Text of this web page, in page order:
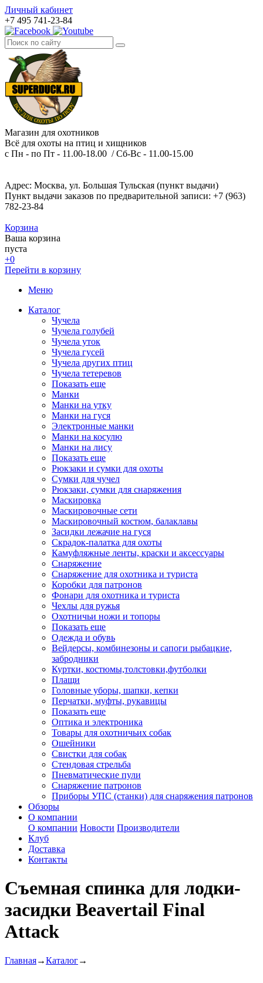
Личный кабинет
+7 495 741-23-84
Магазин для охотников
Всё для охоты на птиц и хищников
с Пн - по Пт - 11.00-18.00 / Сб-Вс - 11.00-15.00
Адрес: Москва, ул. Большая Тульская (пункт выдачи)
Пункт выдачи заказов по предварительной записи: +7 (963)
782-23-84
Корзина
Ваша корзина
пуста
+0
Перейти в корзину
Меню
Каталог
Чучела
Чучела голубей
Чучела уток
Чучела гусей
Чучела других птиц
Чучела тетеревов
Показать еще
Манки
Манки на утку
Манки на гуся
Электронные манки
Манки на косулю
Манки на лису
Показать еще
Рюкзаки и сумки для охоты
Сумки для чучел
Рюкзаки, сумки для снаряжения
Маскировка
Маскировочные сети
Маскировочный костюм, балаклавы
Засидки лежачие на гуся
Скрадок-палатка для охоты
Камуфляжные ленты, краски и аксессуары
Снаряжение
Снаряжение для охотника и туриста
Коробки для патронов
Фонари для охотника и туриста
Чехлы для ружья
Охотничьи ножи и топоры
Показать еще
Одежда и обувь
Вейдерсы, комбинезоны и сапоги рыбацкие,
забродники
Куртки, костюмы,толстовки,футболки
Плащи
Головные уборы, шапки, кепки
Перчатки, муфты, рукавицы
Показать еще
Оптика и электроника
Товары для охотничьих собак
Ошейники
Свистки для собак
Стендовая стрельба
Пневматические пули
Снаряжение патронов
Приборы УПС (станки) для снаряжения патронов
Обзоры
О компании
О компании Новости Производители
Клуб
Доставка
Контакты
Съемная спинка для лодки-
засидки Beavertail Final
Attack
Главная→Каталог→